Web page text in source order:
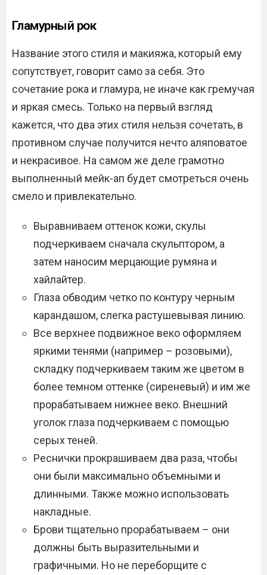
Гламурный рок
Название этого стиля и макияжа, который ему
сопутствует, говорит само за себя. Это
сочетание рока и гламура, не иначе как гремучая
и яркая смесь. Только на первый взгляд
кажется, что два этих стиля нельзя сочетать, в
противном случае получится нечто аляповатое
и некрасивое. На самом же деле грамотно
выполненный мейк-ап будет смотреться очень
смело и привлекательно.
Выравниваем оттенок кожи, скулы
подчеркиваем сначала скульптором, а
затем наносим мерцающие румяна и
хайлайтер.
Глаза обводим четко по контуру черным
карандашом, слегка растушевывая линию.
Все верхнее подвижное веко оформляем
яркими тенями (например – розовыми),
складку подчеркиваем таким же цветом в
более темном оттенке (сиреневый) и им же
прорабатываем нижнее веко. Внешний
уголок глаза подчеркиваем с помощью
серых теней.
Реснички прокрашиваем два раза, чтобы
они были максимально объемными и
длинными. Также можно использовать
накладные.
Брови тщательно прорабатываем – они
должны быть выразительными и
графичными. Но не переборщите с